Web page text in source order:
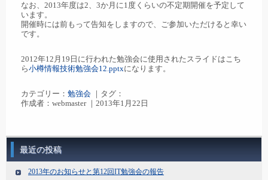
なお、2013年度は2、3か月に1度くらいの不定期開催を予定して
います。
開催時には前もって告知をしますので、ご参加いただけると幸い
です。
2012年12月19日に行われた勉強会に使用されたスライドはこち
ら小樽情報技術勉強会12.pptxになります。
カテゴリー： 勉強会 ｜タグ：
作成者：webmaster ｜2013年1月22日
最近の投稿
2013年のお知らせと第12回IT勉強会の報告